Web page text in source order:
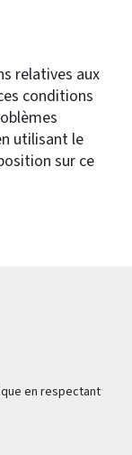
relatives aux
conditions
utilisant le
sur ce
en respectant